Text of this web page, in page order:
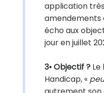
application
amendements
écho aux
jour en juillet
3• Objectif ?
Handicap, «